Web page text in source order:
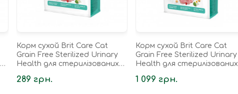
Корм сухой Brit Care Cat
Grain Free Sterilized Urinary
Health для стерилізованих
сечостатевої...
289 грн.
Корм сухой Brit Care Cat
Grain Free Sterilized Urinary
Health для стерилізованих
сечостатевої...
1 099 грн.